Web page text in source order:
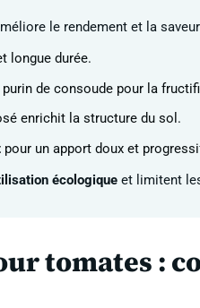
le rendement et la
longue durée.
de consoude pour la
enrichit la structure du sol.
pour un apport doux et
écologique et limitent
tomates :